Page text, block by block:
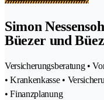
Simon
Büezer und
Versicherungsberatung •
• Krankenkasse •
• Finanzplanung